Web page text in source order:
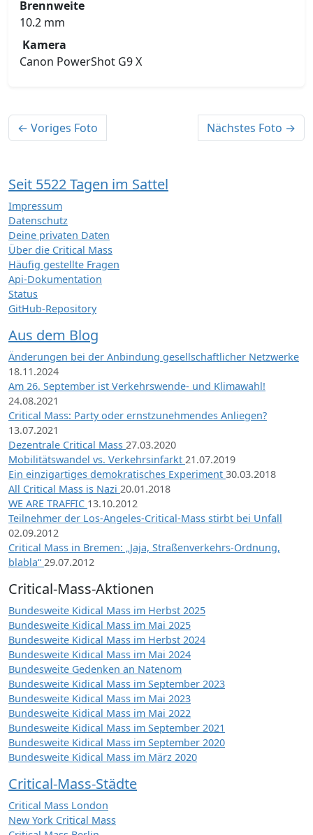
Brennweite
10.2 mm
Kamera
Canon PowerShot G9 X
← Voriges Foto Nächstes Foto →
Seit 5522 Tagen im Sattel
Impressum
Datenschutz
Deine privaten Daten
Über die Critical Mass
Häufig gestellte Fragen
Api-Dokumentation
Status
GitHub-Repository
Aus dem Blog
Änderungen bei der Anbindung gesellschaftlicher Netzwerke
18.11.2024
Am 26. September ist Verkehrswende- und Klimawahl!
24.08.2021
Critical Mass: Party oder ernstzunehmendes Anliegen?
13.07.2021
Dezentrale Critical Mass 27.03.2020
Mobilitätswandel vs. Verkehrsinfarkt 21.07.2019
Ein einzigartiges demokratisches Experiment 30.03.2018
All Critical Mass is Nazi 20.01.2018
WE ARE TRAFFIC 13.10.2012
Teilnehmer der Los-Angeles-Critical-Mass stirbt bei Unfall
02.09.2012
Critical Mass in Bremen: „Jaja, Straßenverkehrs-Ordnung,
blabla“ 29.07.2012
Critical-Mass-Aktionen
Bundesweite Kidical Mass im Herbst 2025
Bundesweite Kidical Mass im Mai 2025
Bundesweite Kidical Mass im Herbst 2024
Bundesweite Kidical Mass im Mai 2024
Bundesweite Gedenken an Natenom
Bundesweite Kidical Mass im September 2023
Bundesweite Kidical Mass im Mai 2023
Bundesweite Kidical Mass im Mai 2022
Bundesweite Kidical Mass im September 2021
Bundesweite Kidical Mass im September 2020
Bundesweite Kidical Mass im März 2020
Critical-Mass-Städte
Critical Mass London
New York Critical Mass